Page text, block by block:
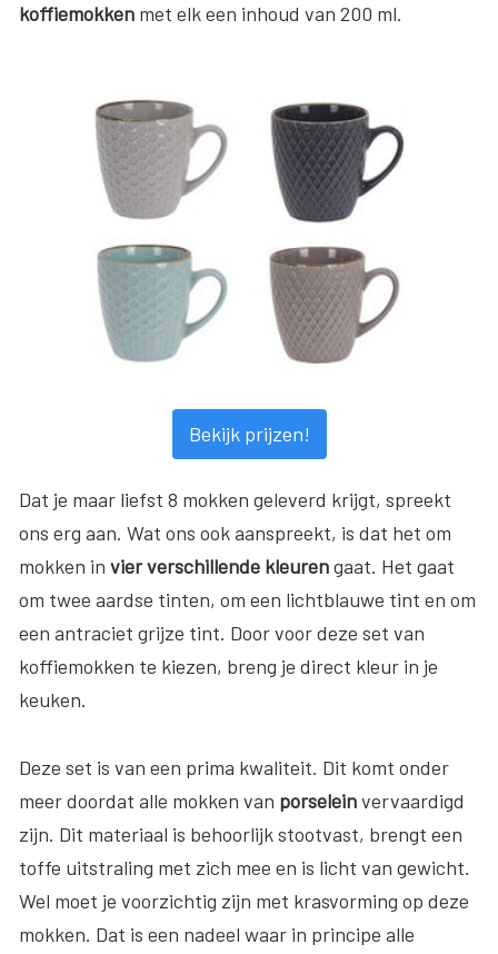
koffiemokken met elk een inhoud van 200 ml.
Bekijk prijzen!
Dat je maar liefst 8 mokken geleverd krijgt, spreekt
ons erg aan. Wat ons ook aanspreekt, is dat het om
mokken in vier verschillende kleurengaat. Het gaat
om twee aardse tinten, om een lichtblauwe tint en om
een antraciet grijze tint. Door voor deze set van
koffiemokken te kiezen, breng je direct kleur in je
keuken.
Deze set is van een prima kwaliteit. Dit komt onder
meer doordat alle mokken van porseleinvervaardigd
zijn. Dit materiaal is behoorlijk stootvast, brengt een
toffe uitstraling met zich mee en is licht van gewicht.
Wel moet je voorzichtig zijn met krasvorming op deze
mokken. Dat is een nadeel waar in principe alle